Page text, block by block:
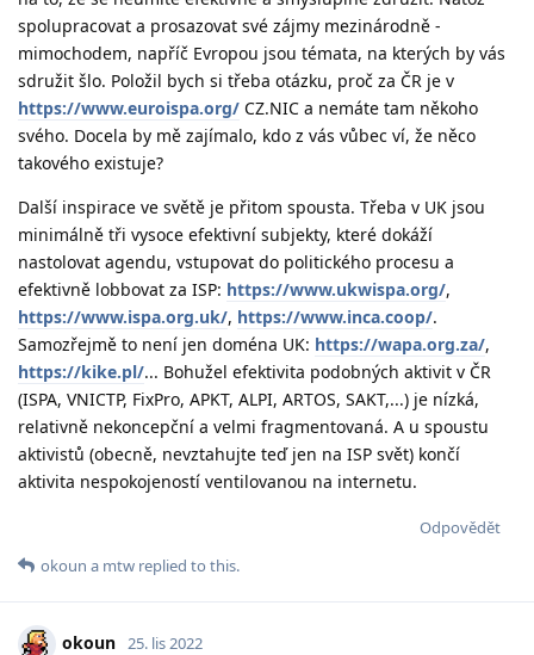
spolupracovat a prosazovat své zájmy mezinárodně -
mimochodem, napříč Evropou jsou témata, na kterých by vás
sdružit šlo. Položil bych si třeba otázku, proč za ČR je v
https://www.euroispa.org/ CZ.NIC a nemáte tam někoho
svého. Docela by mě zajímalo, kdo z vás vůbec ví, že něco
takového existuje?
Další inspirace ve světě je přitom spousta. Třeba v UK jsou
minimálně tři vysoce efektivní subjekty, které dokáží
nastolovat agendu, vstupovat do politického procesu a
efektivně lobbovat za ISP: https://www.ukwispa.org/,
https://www.ispa.org.uk/, https://www.inca.coop/.
Samozřejmě to není jen doména UK: https://wapa.org.za/,
https://kike.pl/... Bohužel efektivita podobných aktivit v ČR
(ISPA, VNICTP, FixPro, APKT, ALPI, ARTOS, SAKT,...) je nízká,
relativně nekoncepční a velmi fragmentovaná. A u spoustu
aktivistů (obecně, nevztahujte teď jen na ISP svět) končí
aktivita nespokojeností ventilovanou na internetu.
Odpovědět
okoun a mtw replied to this.
okoun 25. lis 2022